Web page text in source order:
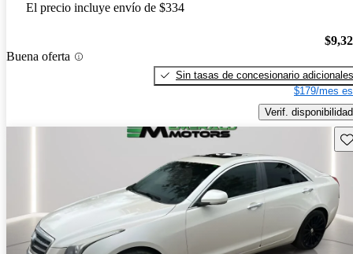
El precio incluye envío de $334
Buena oferta
Sin tasas de concesionario adicionales
$179/mes
Verif. disponibilidad